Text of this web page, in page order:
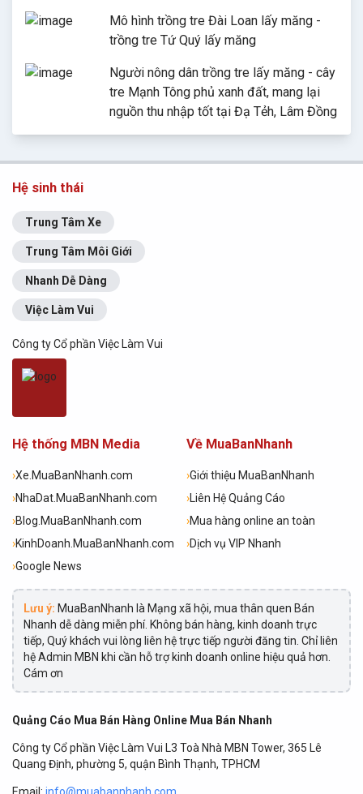
Mô hình trồng tre Đài Loan lấy măng -
trồng tre Tứ Quý lấy măng
Người nông dân trồng tre lấy măng - cây
tre Mạnh Tông phủ xanh đất, mang lại
nguồn thu nhập tốt tại Đạ Tẻh, Lâm Đồng
Hệ sinh thái
Trung Tâm Xe
Trung Tâm Môi Giới
Nhanh Dễ Dàng
Việc Làm Vui
Công ty Cổ phần Việc Làm Vui
Hệ thống MBN Media
›Xe.MuaBanNhanh.com
›NhaDat.MuaBanNhanh.com
›Blog.MuaBanNhanh.com
›KinhDoanh.MuaBanNhanh.com
›Google News
Về MuaBanNhanh
›Giới thiệu MuaBanNhanh
›Liên Hệ Quảng Cáo
›Mua hàng online an toàn
›Dịch vụ VIP Nhanh
Lưu ý: MuaBanNhanh là Mạng xã hội, mua thân quen Bán
Nhanh dễ dàng miễn phí. Không bán hàng, kinh doanh trực
tiếp, Quý khách vui lòng liên hệ trực tiếp người đăng tin. Chỉ liên
hệ Admin MBN khi cần hỗ trợ kinh doanh online hiệu quả hơn.
Cám ơn
Quảng Cáo Mua Bán Hàng Online Mua Bán Nhanh
Công ty Cổ phần Việc Làm Vui L3 Toà Nhà MBN Tower, 365 Lê
Quang Định, phường 5, quận Bình Thạnh, TPHCM